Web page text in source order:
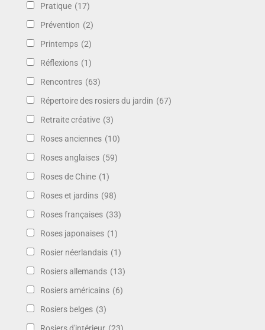
Pratique (17)
Prévention (2)
Printemps (2)
Réflexions (1)
Rencontres (63)
Répertoire des rosiers du jardin (67)
Retraite créative (3)
Roses anciennes (10)
Roses anglaises (59)
Roses de Chine (1)
Roses et jardins (98)
Roses françaises (33)
Roses japonaises (1)
Rosier néerlandais (1)
Rosiers allemands (13)
Rosiers américains (6)
Rosiers belges (3)